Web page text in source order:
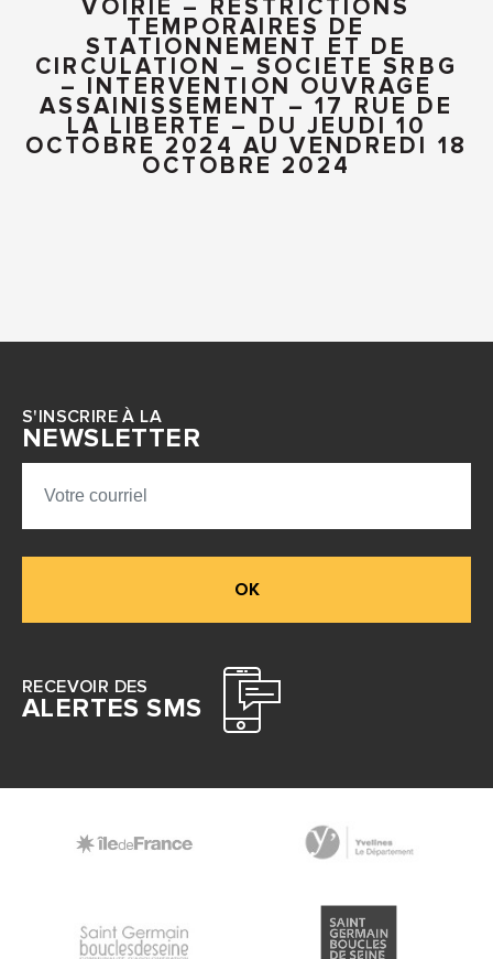
VOIRIE – RESTRICTIONS
TEMPORAIRES DE
STATIONNEMENT ET DE
CIRCULATION – SOCIETE SRBG
– INTERVENTION OUVRAGE
ASSAINISSEMENT – 17 RUE DE
LA LIBERTE – DU JEUDI 10
OCTOBRE 2024 AU VENDREDI 18
OCTOBRE 2024
S'INSCRIRE À LA
NEWSLETTER
OK
RECEVOIR DES
ALERTES SMS